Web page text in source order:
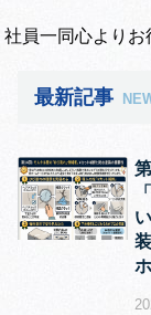
社員一同心よりお
最新記事